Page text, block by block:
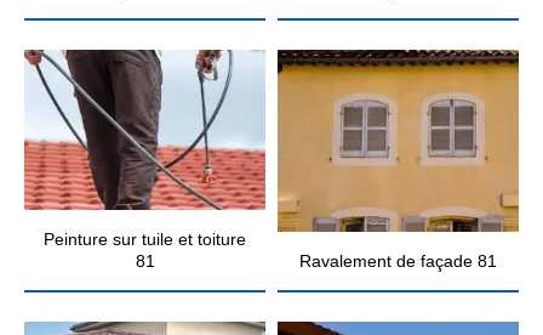
Peinture sur tuile et toiture
81
Ravalement de façade 81